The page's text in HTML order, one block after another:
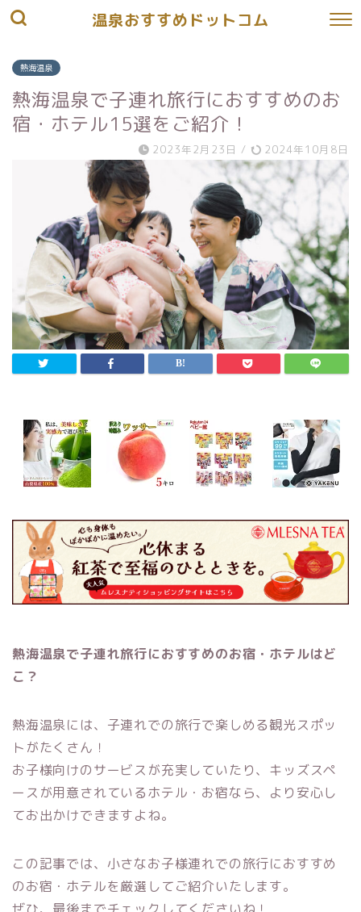
温泉おすすめドットコム
熱海温泉
熱海温泉で子連れ旅行におすすめのお
宿・ホテル15選をご紹介！
2023年2月23日 / 2024年10月8日
熱海温泉で子連れ旅行におすすめのお宿・ホテルはど
こ？
熱海温泉には、子連れでの旅行で楽しめる観光スポッ
トがたくさん！
お子様向けのサービスが充実していたり、キッズスペ
ースが用意されているホテル・お宿なら、より安心し
てお出かけできますよね。
この記事では、小さなお子様連れでの旅行におすすめ
のお宿・ホテルを厳選してご紹介いたします。
ぜひ、最後までチェックしてくださいね！